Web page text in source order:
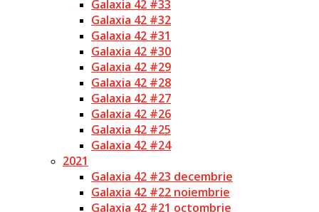
Galaxia 42 #33
Galaxia 42 #32
Galaxia 42 #31
Galaxia 42 #30
Galaxia 42 #29
Galaxia 42 #28
Galaxia 42 #27
Galaxia 42 #26
Galaxia 42 #25
Galaxia 42 #24
2021
Galaxia 42 #23 decembrie
Galaxia 42 #22 noiembrie
Galaxia 42 #21 octombrie